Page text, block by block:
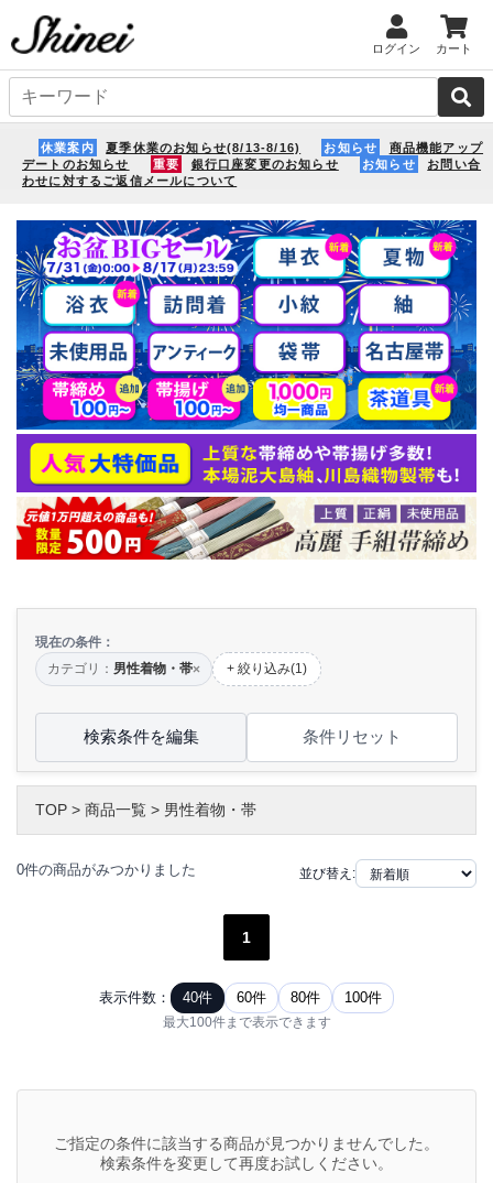
ログイン カート
休業案内 夏季休業のお知らせ(8/13-8/16) お知らせ
商品機能アップ
デートのお知らせ
重要 銀行口座変更のお知らせ お知らせ
お問い合
わせに対するご返信メールについて
現在の条件：
カテゴリ： 男性着物・帯× + 絞り込み(1)
検索条件を編集 条件リセット
TOP > 商品一覧 > 男性着物・帯
0件の商品がみつかりました 並び替え:
1
表示件数： 40件 60件 80件 100件
最大100件まで表示できます
ご指定の条件に該当する商品が見つかりませんでした。
検索条件を変更して再度お試しください。